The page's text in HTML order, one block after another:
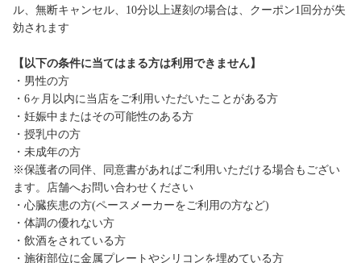
ル、無断キャンセル、10分以上遅刻の場合は、クーポン1回分が失
効されます
【以下の条件に当てはまる方は利用できません】
・男性の方
・6ヶ月以内に当店をご利用いただいたことがある方
・妊娠中またはその可能性のある方
・授乳中の方
・未成年の方
※保護者の同伴、同意書があればご利用いただける場合もござい
ます。店舗へお問い合わせください
・心臓疾患の方(ペースメーカーをご利用の方など)
・体調の優れない方
・飲酒をされている方
・施術部位に金属プレートやシリコンを埋めている方